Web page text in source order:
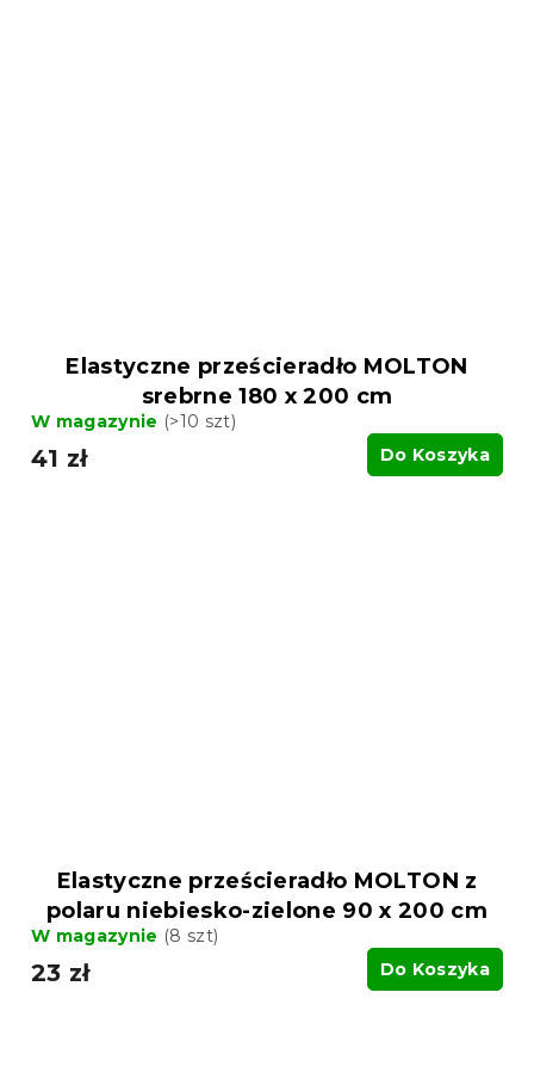
Elastyczne prześcieradło MOLTON
srebrne 180 x 200 cm
W magazynie (>10 szt)
41 zł Do Koszyka
Elastyczne prześcieradło MOLTON z
polaru niebiesko-zielone 90 x 200 cm
W magazynie (8 szt)
23 zł Do Koszyka